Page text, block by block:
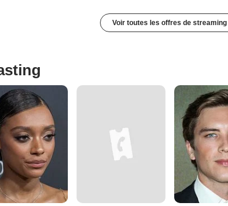
Voir toutes les offres de streaming